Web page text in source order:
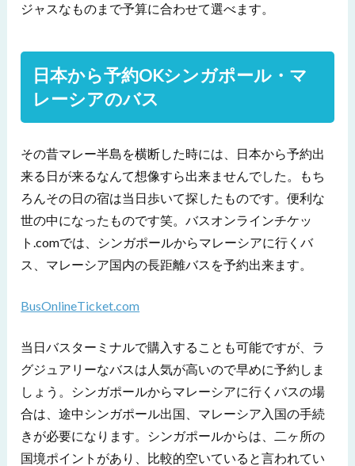
ジャスなものまで予算に合わせて選べます。
日本から予約OKシンガポール・マ
レーシアのバス
その昔マレー半島を横断した時には、日本から予約出
来る日が来るなんて想像すら出来ませんでした。もち
ろんその日の宿は当日歩いて探したものです。便利な
世の中になったものです笑。バスオンラインチケッ
ト.comでは、シンガポールからマレーシアに行くバ
ス、マレーシア国内の長距離バスを予約出来ます。
BusOnlineTicket.com
当日バスターミナルで購入することも可能ですが、ラ
グジュアリーなバスは人気が高いので早めに予約しま
しょう。シンガポールからマレーシアに行くバスの場
合は、途中シンガポール出国、マレーシア入国の手続
きが必要になります。シンガポールからは、二ヶ所の
国境ポイントがあり、比較的空いていると言われてい